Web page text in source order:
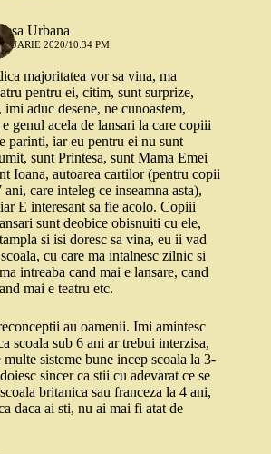
Urbana
2020/10:34 PM
majoritatea vor sa vina, ma
pentru ei, citim, sunt surprize,
imi aduc desene, ne cunoastem,
genul acela de lansari la care copiii
parinti, iar eu pentru ei nu sunt
sunt Printesa, sunt Mama Emei
Ioana, autoarea cartilor (pentru copii
ani, care inteleg ce inseamna asta),
E interesant sa fie acolo. Copiii
sunt deobice obisnuiti cu ele,
si isi doresc sa vina, eu ii vad
cu care ma intalnesc zilnic si
intreaba cand mai e lansare, cand
mai e teatru etc.
au oamenii. Imi amintesc
scoala sub 6 ani ar trebui interzisa,
multe sisteme bune incep scoala la 3-
sincer ca stii cu adevarat ce se
britanica sau franceza la 4 ani,
daca ai sti, nu ai mai fi atat de